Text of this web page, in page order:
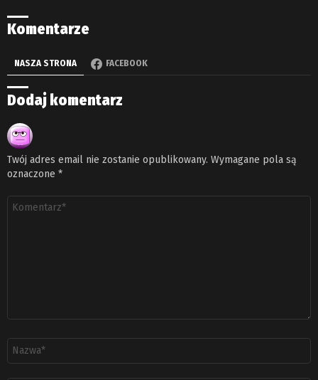
Komentarze
NASZA STRONA FACEBOOK
Dodaj komentarz
Twój adres email nie zostanie opublikowany. Wymagane pola są
oznaczone *